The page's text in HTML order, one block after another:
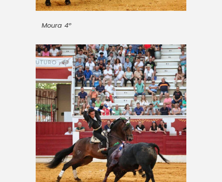
Moura 4º